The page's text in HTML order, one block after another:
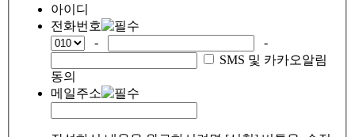
아이디
전화번호
-
-
SMS 및 카카오알림
동의
메일주소